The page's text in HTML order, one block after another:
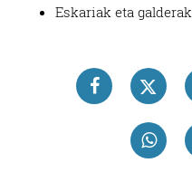
Eskariak eta galderak